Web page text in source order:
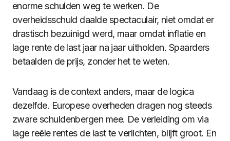
enorme schulden weg te werken. De
overheidsschuld daalde spectaculair, niet omdat er
drastisch bezuinigd werd, maar omdat inflatie en
lage rente de last jaar na jaar uitholden. Spaarders
betaalden de prijs, zonder het te weten.
Vandaag is de context anders, maar de logica
dezelfde. Europese overheden dragen nog steeds
zware schuldenbergen mee. De verleiding om via
lage reële rentes de last te verlichten, blijft groot. En